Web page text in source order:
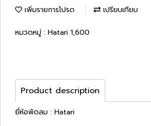
เพิ่มรายการโปรด เปรียบเทียบ
หมวดหมู่ : Hatari 1,600
Product description
ยี่ห้อพัดลม : Hatari